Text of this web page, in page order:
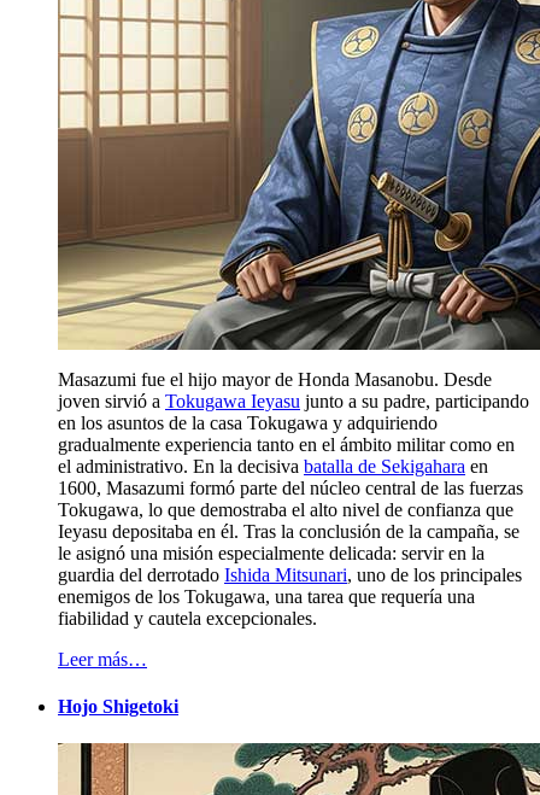
Masazumi fue el hijo mayor de Honda Masanobu. Desde
joven sirvió a Tokugawa Ieyasu junto a su padre, participando
en los asuntos de la casa Tokugawa y adquiriendo
gradualmente experiencia tanto en el ámbito militar como en
el administrativo. En la decisiva batalla de Sekigahara en
1600, Masazumi formó parte del núcleo central de las fuerzas
Tokugawa, lo que demostraba el alto nivel de confianza que
Ieyasu depositaba en él. Tras la conclusión de la campaña, se
le asignó una misión especialmente delicada: servir en la
guardia del derrotado Ishida Mitsunari, uno de los principales
enemigos de los Tokugawa, una tarea que requería una
fiabilidad y cautela excepcionales.
Leer más…
Hojo Shigetoki